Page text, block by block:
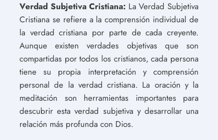
Verdad Subjetiva Cristiana: La Verdad Subjetiva
Cristiana se refiere a la comprensión individual de
la verdad cristiana por parte de cada creyente.
Aunque existen verdades objetivas que son
compartidas por todos los cristianos, cada persona
tiene su propia interpretación y comprensión
personal de la verdad cristiana. La oración y la
meditación son herramientas importantes para
descubrir esta verdad subjetiva y desarrollar una
relación más profunda con Dios.